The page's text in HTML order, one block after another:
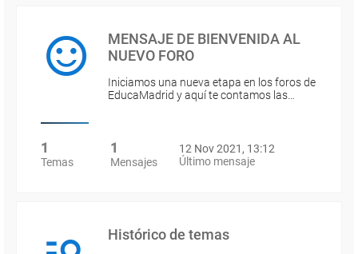
MENSAJE DE BIENVENIDA AL
NUEVO FORO
Iniciamos una nueva etapa en los foros de
EducaMadrid y aquí te contamos las…
1
Temas
1
Mensajes
12 Nov 2021, 13:12
Último mensaje
Histórico de temas